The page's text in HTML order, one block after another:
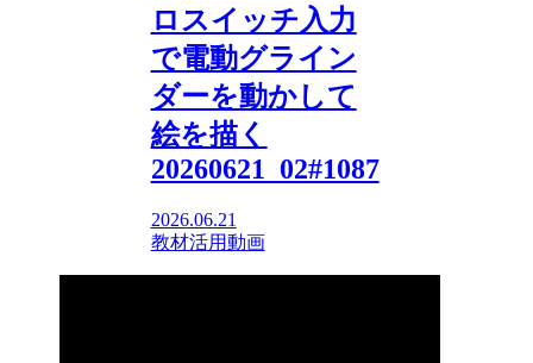
ロスイッチ入力
で電動グライン
ダーを動かして
絵を描く
20260621_02#1087
2026.06.21
教材活用動画